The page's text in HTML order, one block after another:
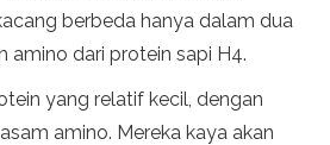
berbeda hanya dalam dua
amino dari protein sapi H4.
yang relatif kecil, dengan
amino. Mereka kaya akan